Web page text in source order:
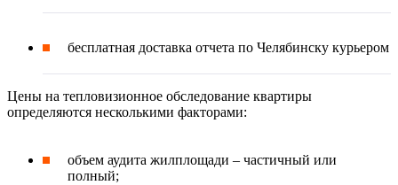
бесплатная доставка отчета по Челябинску курьером
Цены на тепловизионное обследование квартиры
определяются несколькими факторами:
объем аудита жилплощади – частичный или
полный;